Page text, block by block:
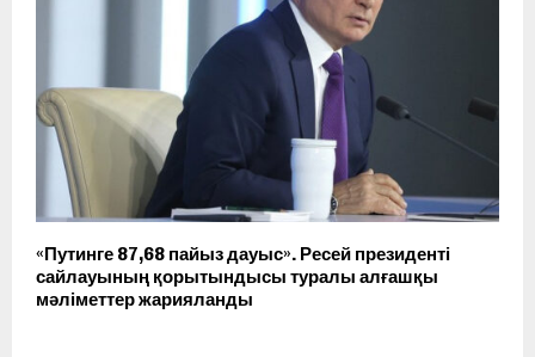
«Путинге 87,68 пайыз дауыс». Ресей президенті
сайлауының қорытындысы туралы алғашқы
мәліметтер жарияланды